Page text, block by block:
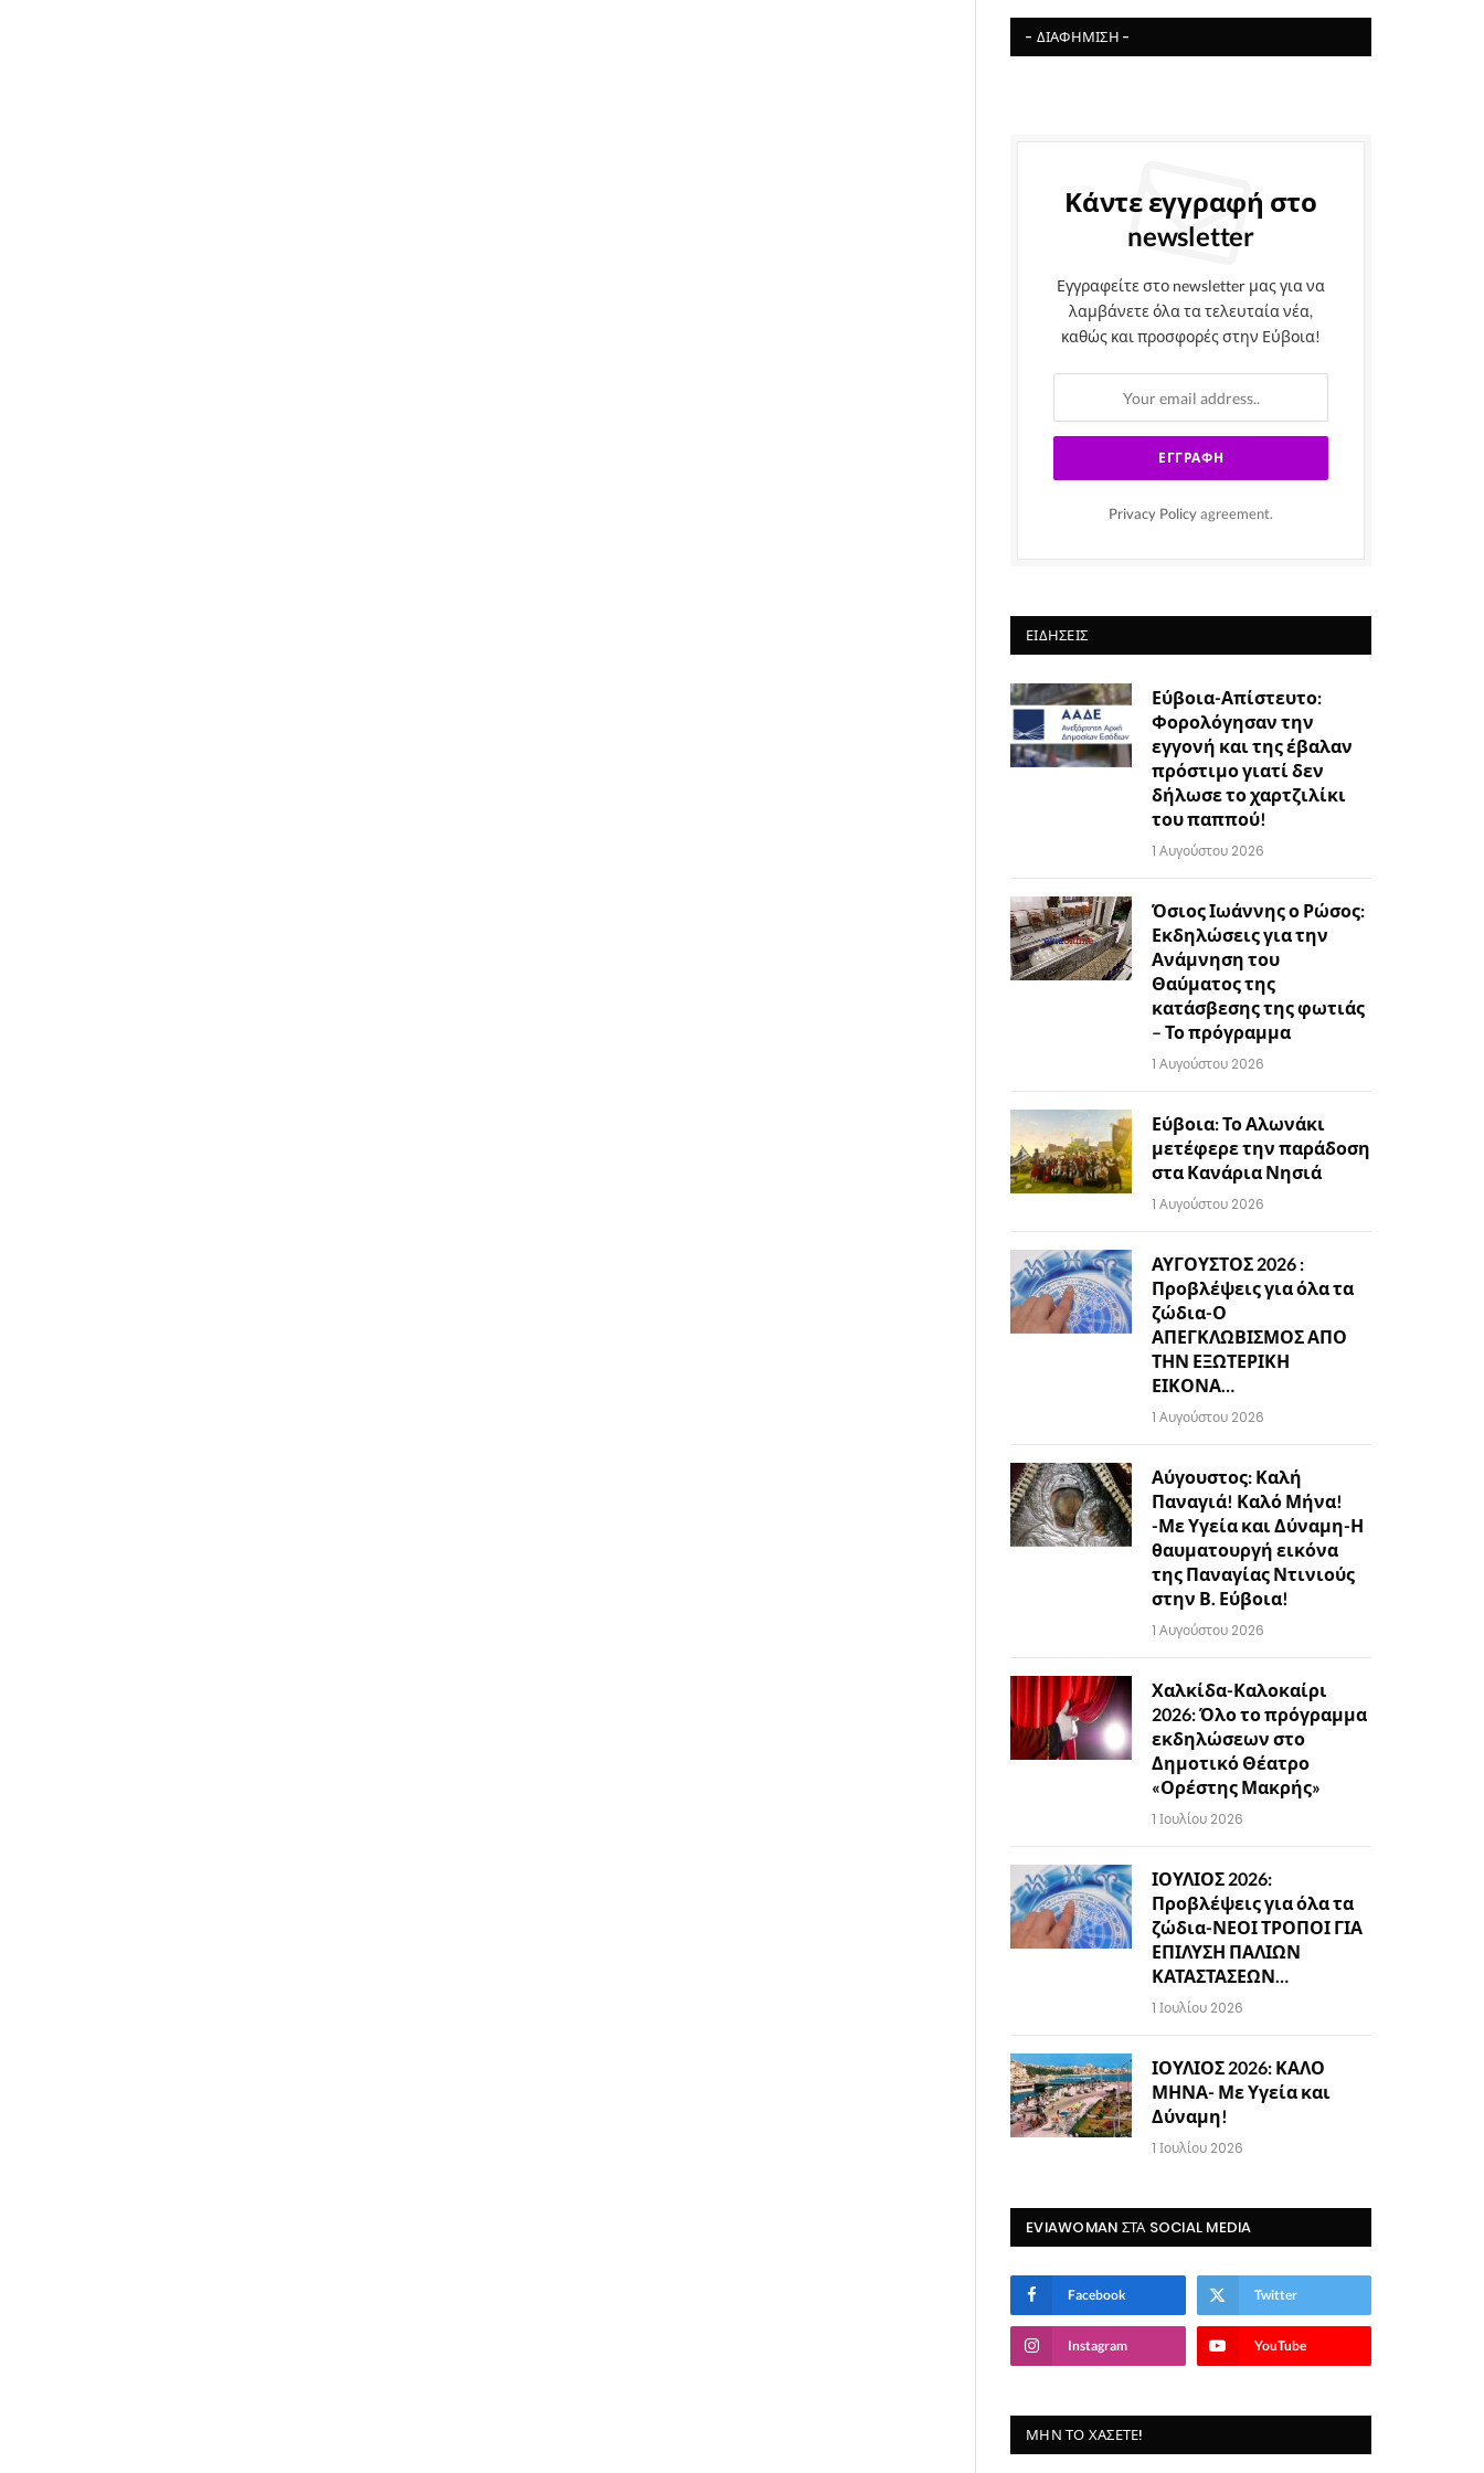
- ΔΙΑΦΉΜΙΣΗ -
Κάντε εγγραφή στο
newsletter
Εγγραφείτε στο newsletter μας για να
λαμβάνετε όλα τα τελευταία νέα,
καθώς και προσφορές στην Εύβοια!
Privacy Policy agreement.
ΕΙΔΉΣΕΙΣ
Εύβοια-Απίστευτο:
Φορολόγησαν την
εγγονή και της έβαλαν
πρόστιμο γιατί δεν
δήλωσε το χαρτζιλίκι
του παππού!
1 Αυγούστου 2026
Όσιος Ιωάννης ο Ρώσος:
Εκδηλώσεις για την
Ανάμνηση του
Θαύματος της
κατάσβεσης της φωτιάς
– Το πρόγραμμα
1 Αυγούστου 2026
Εύβοια: Το Αλωνάκι
μετέφερε την παράδοση
στα Κανάρια Νησιά
1 Αυγούστου 2026
ΑΥΓΟΥΣΤΟΣ 2026 :
Προβλέψεις για όλα τα
ζώδια-Ο
ΑΠΕΓΚΛΩΒΙΣΜΟΣ ΑΠΟ
ΤΗΝ ΕΞΩΤΕΡΙΚΗ
ΕΙΚΟΝΑ…
1 Αυγούστου 2026
Αύγουστος: Καλή
Παναγιά! Καλό Μήνα!
-Με Υγεία και Δύναμη-Η
θαυματουργή εικόνα
της Παναγίας Ντινιούς
στην Β. Εύβοια!
1 Αυγούστου 2026
Χαλκίδα-Καλοκαίρι
2026: Όλο το πρόγραμμα
εκδηλώσεων στο
Δημοτικό Θέατρο
«Ορέστης Μακρής»
1 Ιουλίου 2026
ΙΟΥΛΙΟΣ 2026:
Προβλέψεις για όλα τα
ζώδια-ΝΕΟΙ ΤΡΟΠΟΙ ΓΙΑ
ΕΠΙΛΥΣΗ ΠΑΛΙΩΝ
ΚΑΤΑΣΤΑΣΕΩΝ…
1 Ιουλίου 2026
ΙΟΥΛΙΟΣ 2026: ΚΑΛΟ
ΜΗΝΑ- Με Υγεία και
Δύναμη!
1 Ιουλίου 2026
EVIAWOMAN ΣΤΑ SOCIAL MEDIA
Facebook Twitter
Instagram YouTube
ΜΗΝ ΤΟ ΧΆΣΕΤΕ!